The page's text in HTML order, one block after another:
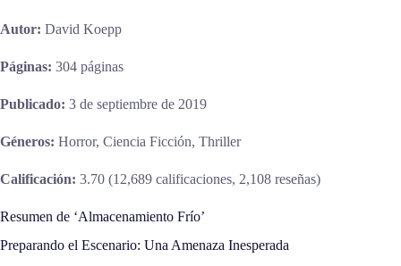
Autor: David Koepp
Páginas: 304 páginas
Publicado: 3 de septiembre de 2019
Géneros: Horror, Ciencia Ficción, Thriller
Calificación: 3.70 (12,689 calificaciones, 2,108 reseñas)
Resumen de ‘Almacenamiento Frío’
Preparando el Escenario: Una Amenaza Inesperada